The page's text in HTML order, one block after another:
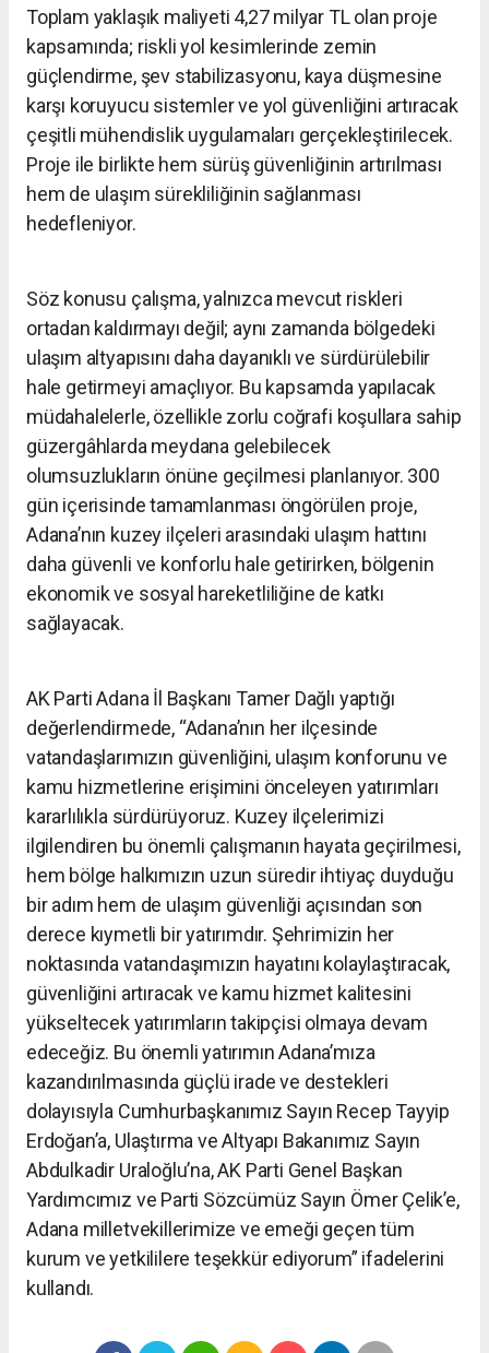
Toplam yaklaşık maliyeti 4,27 milyar TL olan proje
kapsamında; riskli yol kesimlerinde zemin
güçlendirme, şev stabilizasyonu, kaya düşmesine
karşı koruyucu sistemler ve yol güvenliğini artıracak
çeşitli mühendislik uygulamaları gerçekleştirilecek.
Proje ile birlikte hem sürüş güvenliğinin artırılması
hem de ulaşım sürekliliğinin sağlanması
hedefleniyor.
Söz konusu çalışma, yalnızca mevcut riskleri
ortadan kaldırmayı değil; aynı zamanda bölgedeki
ulaşım altyapısını daha dayanıklı ve sürdürülebilir
hale getirmeyi amaçlıyor. Bu kapsamda yapılacak
müdahalelerle, özellikle zorlu coğrafi koşullara sahip
güzergâhlarda meydana gelebilecek
olumsuzlukların önüne geçilmesi planlanıyor. 300
gün içerisinde tamamlanması öngörülen proje,
Adana’nın kuzey ilçeleri arasındaki ulaşım hattını
daha güvenli ve konforlu hale getirirken, bölgenin
ekonomik ve sosyal hareketliliğine de katkı
sağlayacak.
AK Parti Adana İl Başkanı Tamer Dağlı yaptığı
değerlendirmede, “Adana’nın her ilçesinde
vatandaşlarımızın güvenliğini, ulaşım konforunu ve
kamu hizmetlerine erişimini önceleyen yatırımları
kararlılıkla sürdürüyoruz. Kuzey ilçelerimizi
ilgilendiren bu önemli çalışmanın hayata geçirilmesi,
hem bölge halkımızın uzun süredir ihtiyaç duyduğu
bir adım hem de ulaşım güvenliği açısından son
derece kıymetli bir yatırımdır. Şehrimizin her
noktasında vatandaşımızın hayatını kolaylaştıracak,
güvenliğini artıracak ve kamu hizmet kalitesini
yükseltecek yatırımların takipçisi olmaya devam
edeceğiz. Bu önemli yatırımın Adana’mıza
kazandırılmasında güçlü irade ve destekleri
dolayısıyla Cumhurbaşkanımız Sayın Recep Tayyip
Erdoğan’a, Ulaştırma ve Altyapı Bakanımız Sayın
Abdulkadir Uraloğlu’na, AK Parti Genel Başkan
Yardımcımız ve Parti Sözcümüz Sayın Ömer Çelik’e,
Adana milletvekillerimize ve emeği geçen tüm
kurum ve yetkililere teşekkür ediyorum” ifadelerini
kullandı.